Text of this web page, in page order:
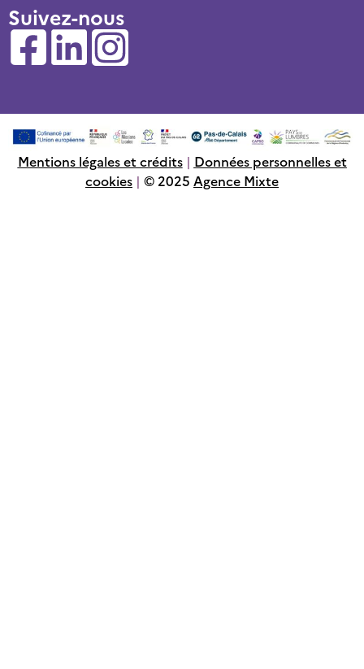
Suivez-nous
Mentions légales et crédits | Données personnelles et
cookies | © 2025 Agence Mixte